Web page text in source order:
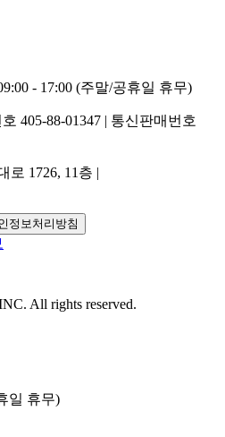
- 17:00 (주말/공휴일 휴무)
405-88-01347 | 통신판매번호
로 1726, 11층 |
정보처리방침
All rights reserved.
일 휴무)